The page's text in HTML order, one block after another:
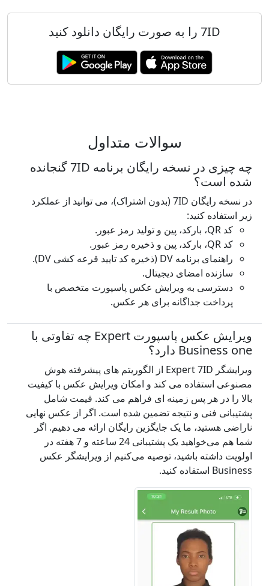
7ID را به صورت رایگان دانلود کنید
سوالات متداول
چه چیزی در نسخه رایگان برنامه 7ID گنجانده
شده است؟
در نسخه رایگان 7ID (بدون اشتراک)، می توانید از عملکرد
زیر استفاده کنید:
کد QR، بارکد، پین و تولید رمز عبور.
کد QR، بارکد، پین و ذخیره رمز عبور.
راهنمای برنامه DV (ذخیره کد تایید قرعه کشی DV).
سازنده امضای دیجیتال.
دسترسی به ویرایش عکس پاسپورت متخصص با
پرداخت جداگانه برای هر عکس.
ویرایش عکس پاسپورت Expert چه تفاوتی با
Business one دارد؟
ویرایشگر Expert 7ID از الگوریتم های پیشرفته هوش
مصنوعی استفاده می کند و امکان ویرایش عکس با کیفیت
بالا را در هر پس زمینه ای فراهم می کند. قیمت شامل
پشتیبانی فنی و نتیجه تضمین شده است. اگر از عکس نهایی
ناراضی هستید، ما یک جایگزین رایگان ارائه می دهیم. اگر
شما هم می‌خواهید یک پشتیبانی 24 ساعته و 7 هفته در
اولویت داشته باشید، توصیه می‌کنیم از ویرایشگر عکس
Business استفاده کنید.